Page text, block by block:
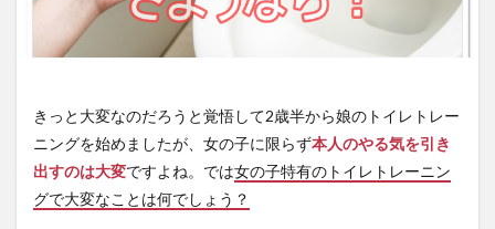
きっと大変なのだろうと覚悟して2歳半から娘のトイレトレー
ニングを始めましたが、女の子に限らず本人のやる気を引き
出すのは大変ですよね。では女の子特有のトイレトレーニン
グで大変なことは何でしょう？